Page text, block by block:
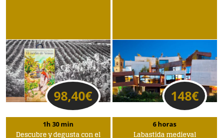
98,40€ 148€
1h 30 min
Descubre y degusta con el
6 horas
Labastida medieval